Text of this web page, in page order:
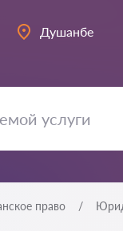
Душанбе
право